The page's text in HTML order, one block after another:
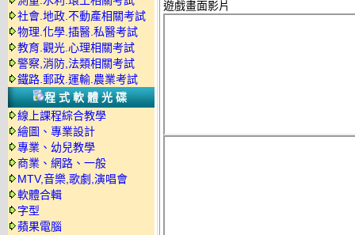
社會.地政.不動產相關考試
物理.化學.插醫.私醫考試
教育.觀光.心理相關考試
警察,消防,法類相關考試
鐵路.郵政.運輸.農業考試
程式軟體光碟
線上課程綜合教學
繪圖、專業設計
專業、幼兒教學
商業、網路、一般
MTV,音樂,歌劇,演唱會
軟體合輯
字型
蘋果電腦